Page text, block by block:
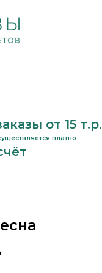
от 15 т.р.
платно